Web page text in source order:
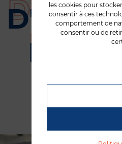
les cookies pour
consentir à ces
comportement de
consentir ou de